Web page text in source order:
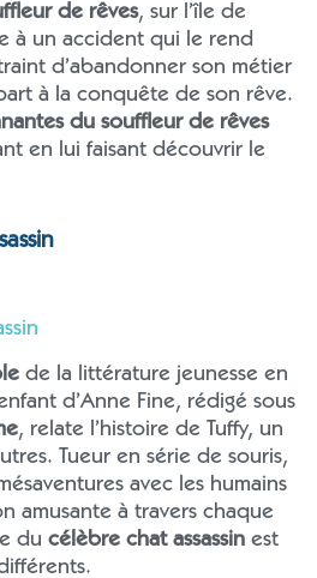
de rêves, sur l’île de
à un accident qui le rend
d’abandonner son métier
à la conquête de son rêve.
du souffleur de rêves
en lui faisant découvrir le
de la littérature jeunesse en
d’Anne Fine, rédigé sous
, relate l’histoire de Tuffy, un
Tueur en série de souris,
avec les humains
amusante à travers chaque
du célèbre chat assassin est